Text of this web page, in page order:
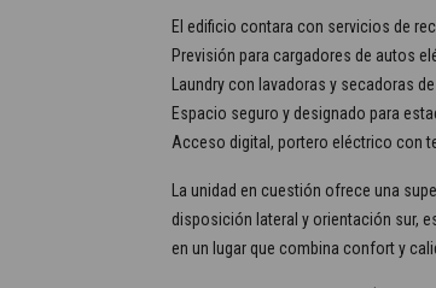
El edificio contara con servicios de
Previsión para cargadores de autos
Laundry con lavadoras y secadoras
Espacio seguro y designado para
Acceso digital, portero eléctrico con
La unidad en cuestión ofrece una
disposición lateral y orientación sur,
en un lugar que combina confort y